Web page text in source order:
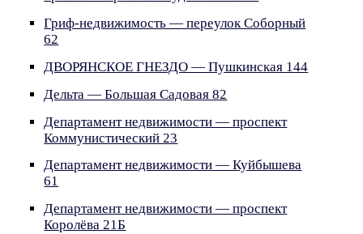
Гриф-недвижимость — переулок Соборный
62
ДВОРЯНСКОЕ ГНЕЗДО — Пушкинская 144
Дельта — Большая Садовая 82
Департамент недвижимости — проспект
Коммунистический 23
Департамент недвижимости — Куйбышева
61
Департамент недвижимости — проспект
Королёва 21Б